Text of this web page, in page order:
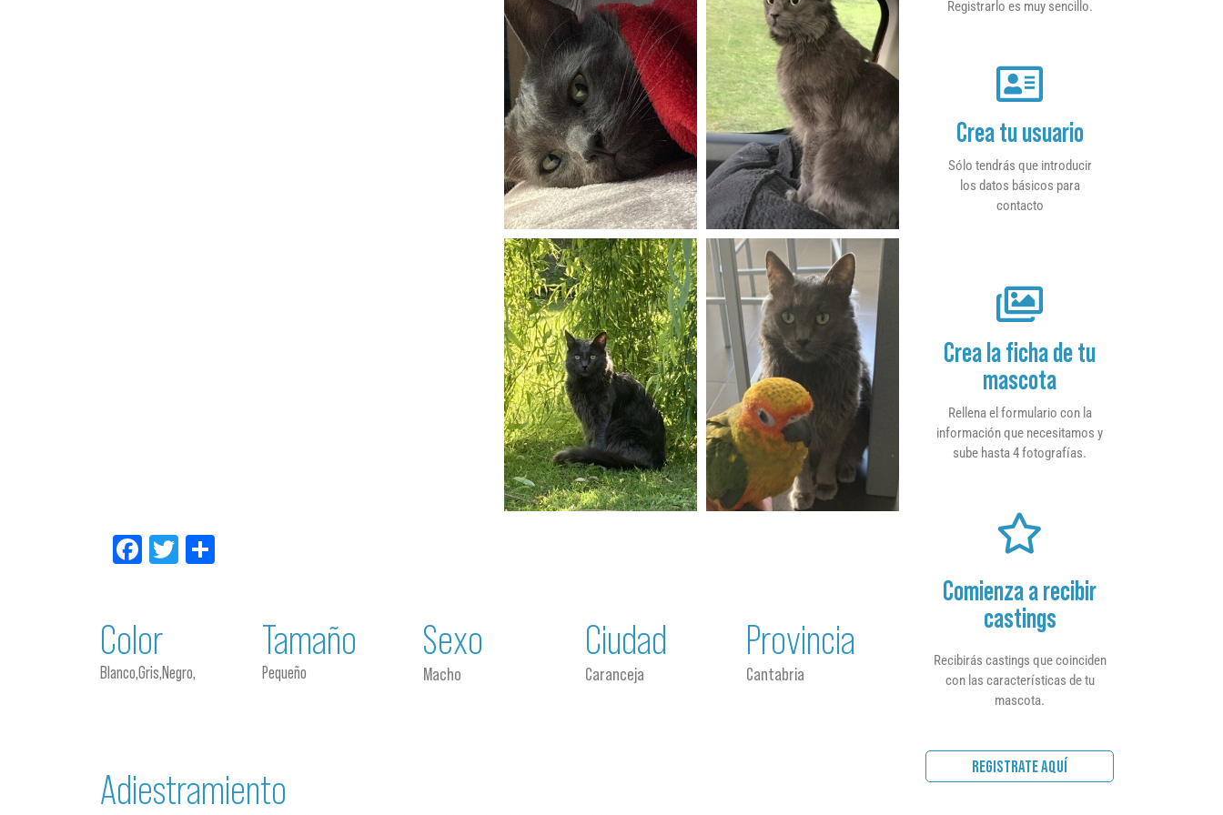
Facebook
Twitter
Color
Blanco,Gris,Negro,
Tamaño
Pequeño
Sexo
Macho
Ciudad
Caranceja
Provincia
Cantabria
Adiestramiento
Registrarlo es muy sencillo.
Crea tu usuario
Sólo tendrás que introducir
los datos básicos para
contacto
Crea la ficha de tu
mascota
Rellena el formulario con la
información que necesitamos y
sube hasta 4 fotografías.
Comienza a recibir
castings
Recibirás castings que coinciden
con las características de tu
mascota.
REGISTRATE AQUÍ